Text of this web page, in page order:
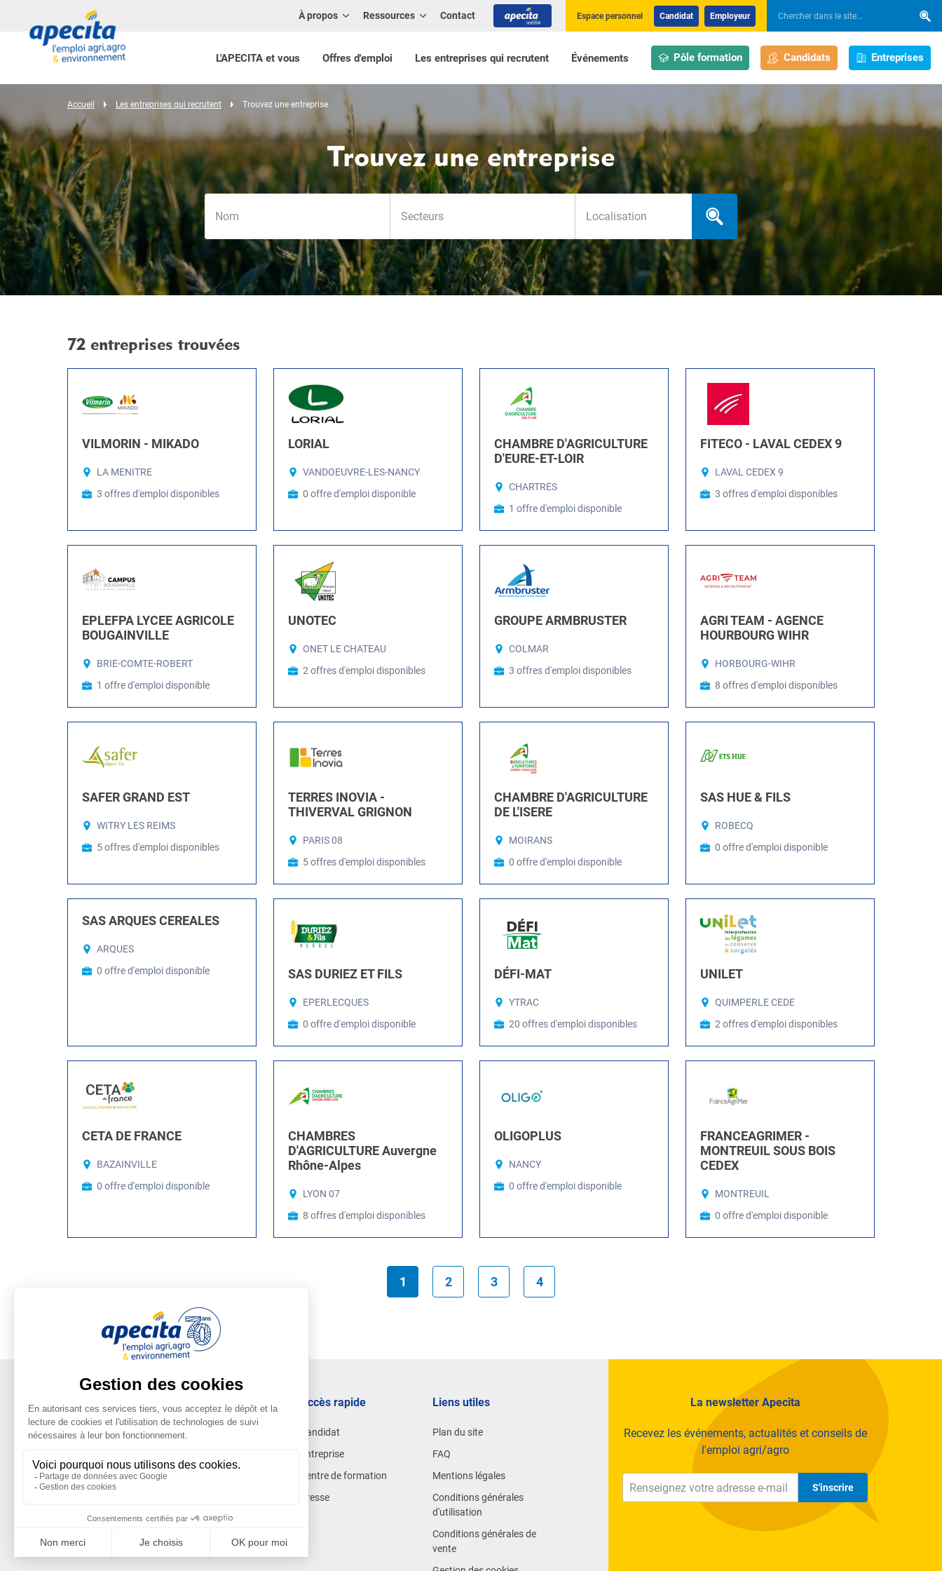
L'APECITA et vous Offres d'emploi Les entreprises qui recrutent Événements Pôle formation Candidats Entreprises
À propos Ressources Contact Espace personnel Candidat Employeur
Accueil Les entreprises qui recrutent Trouvez une entreprise
Trouvez une entreprise
72 entreprises trouvées
VILMORIN - MIKADO
LA MENITRE
3 offres d'emploi disponibles
LORIAL
VANDOEUVRE-LES-NANCY
0 offre d'emploi disponible
CHAMBRE D'AGRICULTURE
D'EURE-ET-LOIR
CHARTRES
1 offre d'emploi disponible
FITECO - LAVAL CEDEX 9
LAVAL CEDEX 9
3 offres d'emploi disponibles
EPLEFPA LYCEE AGRICOLE
BOUGAINVILLE
BRIE-COMTE-ROBERT
1 offre d'emploi disponible
UNOTEC
ONET LE CHATEAU
2 offres d'emploi disponibles
GROUPE ARMBRUSTER
COLMAR
3 offres d'emploi disponibles
AGRI TEAM - AGENCE
HOURBOURG WIHR
HORBOURG-WIHR
8 offres d'emploi disponibles
SAFER GRAND EST
WITRY LES REIMS
5 offres d'emploi disponibles
TERRES INOVIA -
THIVERVAL GRIGNON
PARIS 08
5 offres d'emploi disponibles
CHAMBRE D'AGRICULTURE
DE L'ISERE
MOIRANS
0 offre d'emploi disponible
SAS HUE & FILS
ROBECQ
0 offre d'emploi disponible
SAS ARQUES CEREALES
ARQUES
0 offre d'emploi disponible
SAS DURIEZ ET FILS
EPERLECQUES
0 offre d'emploi disponible
DÉFI-MAT
YTRAC
20 offres d'emploi disponibles
UNILET
QUIMPERLE CEDE
2 offres d'emploi disponibles
CETA DE FRANCE
BAZAINVILLE
0 offre d'emploi disponible
CHAMBRES
D'AGRICULTURE Auvergne
Rhône-Alpes
LYON 07
8 offres d'emploi disponibles
OLIGOPLUS
NANCY
0 offre d'emploi disponible
FRANCEAGRIMER -
MONTREUIL SOUS BOIS
CEDEX
MONTREUIL
0 offre d'emploi disponible
1 2 3 4
La newsletter Apecita
Recevez les événements, actualités et conseils de
l'emploi agri/agro
S'inscrire
Accès rapide
Candidat
Entreprise
Centre de formation
Presse
Liens utiles
Plan du site
FAQ
Mentions légales
Conditions générales
d'utilisation
Conditions générales de
vente